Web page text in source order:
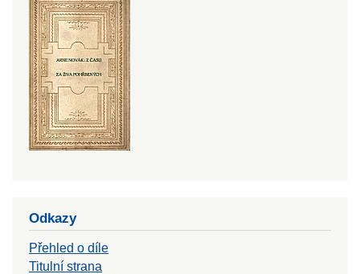
Odkazy
Přehled o díle
Titulní strana